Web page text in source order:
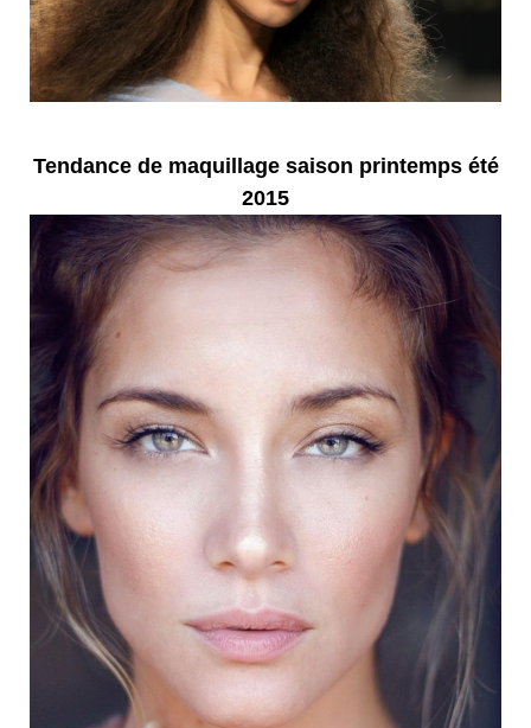
Tendance de maquillage saison printemps été
2015